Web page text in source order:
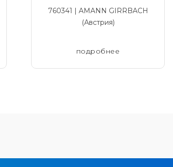
циркония
760341 | AMANN GIRRBACH
(Австрия)
подробнее